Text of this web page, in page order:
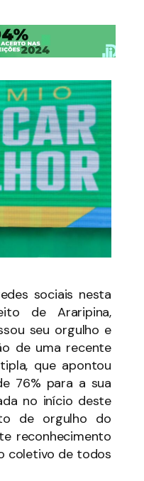
sociais nesta
de Araripina,
seu orgulho e
de uma recente
que apontou
76% para a sua
no início deste
de orgulho do
reconhecimento
coletivo de todos